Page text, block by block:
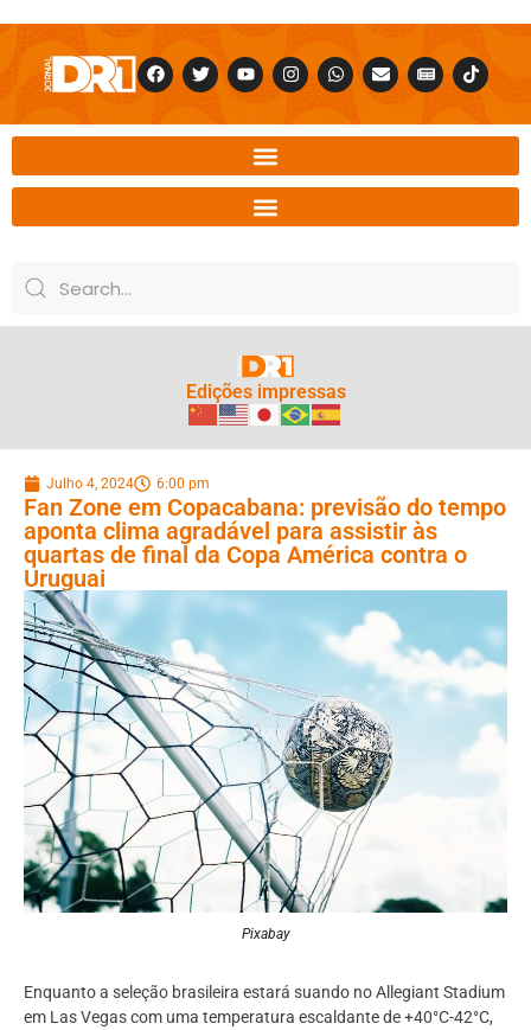
Edições impressas
Julho 4, 2024 6:00 pm
Fan Zone em Copacabana: previsão do tempo
aponta clima agradável para assistir às
quartas de final da Copa América contra o
Uruguai
Pixabay
Enquanto a seleção brasileira estará suando no Allegiant Stadium
em Las Vegas com uma temperatura escaldante de +40°C-42°C,